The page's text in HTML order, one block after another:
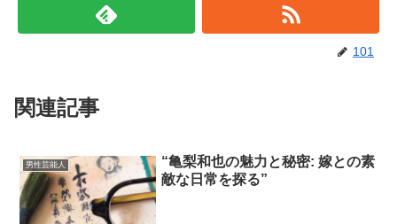
101
関連記事
男性芸能人
“亀梨和也の魅力と秘密: 嫁との素
敵な日常を探る”